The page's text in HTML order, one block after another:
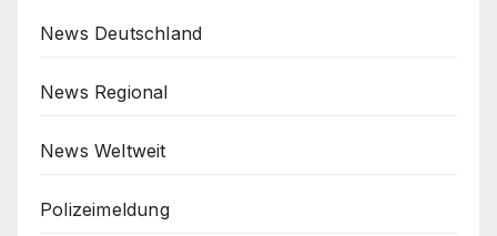
News Deutschland
News Regional
News Weltweit
Polizeimeldung